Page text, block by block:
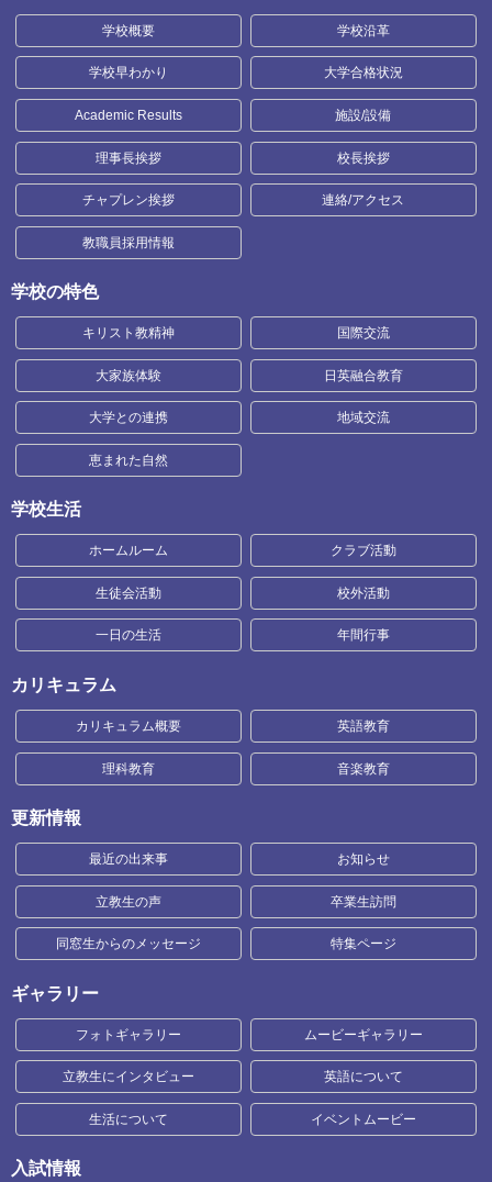
学校概要 学校沿革
学校早わかり 大学合格状況
Academic Results 施設/設備
理事長挨拶 校長挨拶
チャプレン挨拶 連絡/アクセス
教職員採用情報
学校の特色
キリスト教精神 国際交流
大家族体験 日英融合教育
大学との連携 地域交流
恵まれた自然
学校生活
ホームルーム クラブ活動
生徒会活動 校外活動
一日の生活 年間行事
カリキュラム
カリキュラム概要 英語教育
理科教育 音楽教育
更新情報
最近の出来事 お知らせ
立教生の声 卒業生訪問
同窓生からのメッセージ 特集ページ
ギャラリー
フォトギャラリー ムービーギャラリー
立教生にインタビュー 英語について
生活について イベントムービー
入試情報